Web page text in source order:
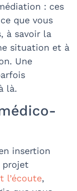
: ces
que vous
à savoir la
situation et à
Une
là.
insertion
projet
l’écoute,